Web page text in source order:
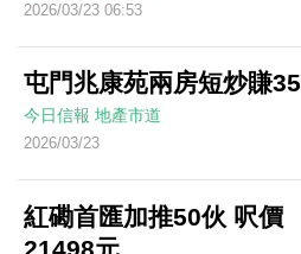
2026/03/23 06:53
屯門兆康苑兩房短炒賺
今日信報 地產市道
2026/03/23
紅磡首匯加推50伙 呎價
21498元